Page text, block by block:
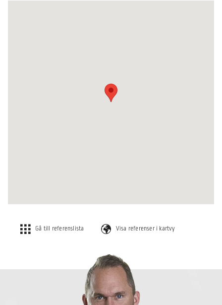
Gå till referenslista Visa referenser i kartvy